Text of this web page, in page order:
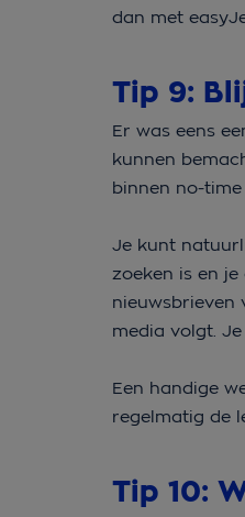
dan met
Tip 9:
Er was eens
kunnen
binnen no-
Je kunt
zoeken is en
nieuwsbrieven
media volgt.
Een handige
regelmatig de
Tip 10: